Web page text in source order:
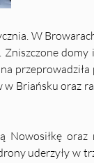
W
w Briańsku oraz
Nowosiłkę
uderzyły w